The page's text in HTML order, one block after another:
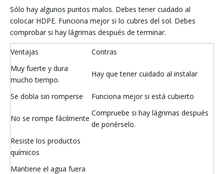
Sólo hay algunos puntos malos. Debes tener cuidado al
colocar HDPE. Funciona mejor si lo cubres del sol. Debes
comprobar si hay lágrimas después de terminar.
Ventajas
Contras
Muy fuerte y dura
mucho tiempo.
Hay que tener cuidado al instalar
Se dobla sin romperse Funciona mejor si está cubierto
No se rompe fácilmente
Compruebe si hay lágrimas después
de ponérselo.
Resiste los productos
químicos
Mantiene el agua fuera